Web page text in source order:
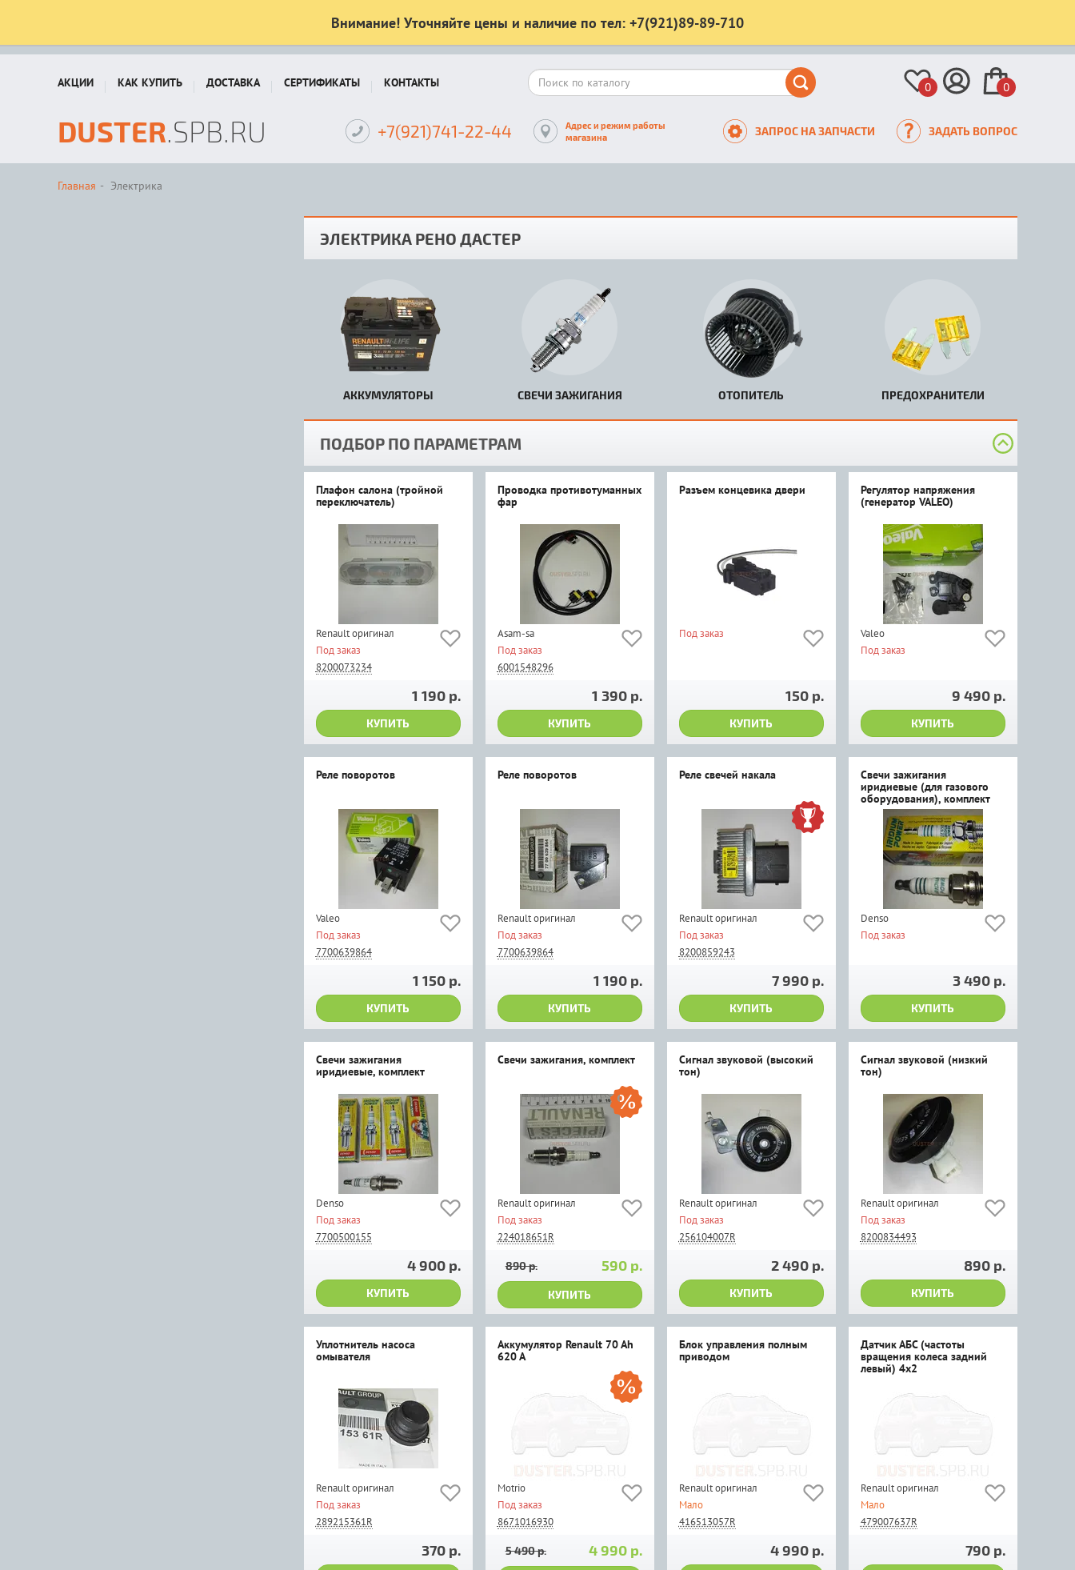
Внимание! Уточняйте цены и наличие по тел: +7(921)89-89-710
АКЦИИ КАК КУПИТЬ ДОСТАВКА СЕРТИФИКАТЫ КОНТАКТЫ 0 0
DUSTER.SPB.RU +7(921)741-22-44
Адрес и режим работы
магазина
ЗАПРОС НА ЗАПЧАСТИ ЗАДАТЬ ВОПРОС
Главная Электрика
ЭЛЕКТРИКА РЕНО ДАСТЕР
АККУМУЛЯТОРЫ СВЕЧИ ЗАЖИГАНИЯ ОТОПИТЕЛЬ ПРЕДОХРАНИТЕЛИ
ПОДБОР ПО ПАРАМЕТРАМ
Плафон салона (тройной
переключатель)
Renault оригинал
Под заказ
8200073234
1 190 р.
КУПИТЬ
Проводка противотуманных
фар
Asam-sa
Под заказ
6001548296
1 390 р.
КУПИТЬ
Разъем концевика двери
Под заказ
150 р.
КУПИТЬ
Регулятор напряжения
(генератор VALEO)
Valeo
Под заказ
9 490 р.
КУПИТЬ
Реле поворотов
Valeo
Под заказ
7700639864
1 150 р.
КУПИТЬ
Реле поворотов
Renault оригинал
Под заказ
7700639864
1 190 р.
КУПИТЬ
Реле свечей накала
Renault оригинал
Под заказ
8200859243
7 990 р.
КУПИТЬ
Свечи зажигания
иридиевые (для газового
оборудования), комплект
Denso
Под заказ
3 490 р.
КУПИТЬ
Свечи зажигания
иридиевые, комплект
Denso
Под заказ
7700500155
4 900 р.
КУПИТЬ
Свечи зажигания, комплект
Renault оригинал
Под заказ
224018651R
590 р.
890 р.
КУПИТЬ
Сигнал звуковой (высокий
тон)
Renault оригинал
Под заказ
256104007R
2 490 р.
КУПИТЬ
Сигнал звуковой (низкий
тон)
Renault оригинал
Под заказ
8200834493
890 р.
КУПИТЬ
Уплотнитель насоса
омывателя
Renault оригинал
Под заказ
289215361R
370 р.
Аккумулятор Renault 70 Ah
620 A
Motrio
Под заказ
8671016930
4 990 р.
5 490 р.
Блок управления полным
приводом
Renault оригинал
Мало
416513057R
4 990 р.
Датчик АБС (частоты
вращения колеса задний
левый) 4x2
Renault оригинал
Мало
479007637R
790 р.